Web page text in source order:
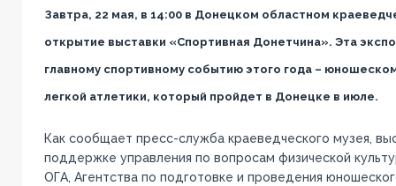
Завтра, 22 мая, в 14:00 в Донецком областном
открытие выставки «Спортивная Донетчина». Эта
главному спортивному событию этого года –
легкой атлетики, который пройдет в Донецке в июле.
Как сообщает пресс-служба краеведческого музея,
поддержке управления по вопросам физической
ОГА, Агентства по подготовке и проведения